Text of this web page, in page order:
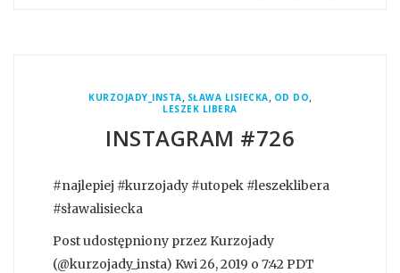
KURZOJADY_INSTA, SŁAWA LISIECKA, OD DO,
LESZEK LIBERA
INSTAGRAM #726
#najlepiej #kurzojady #utopek #leszeklibera
#sławalisiecka
Post udostępniony przez Kurzojady
(@kurzojady_insta) Kwi 26, 2019 o 7:42 PDT